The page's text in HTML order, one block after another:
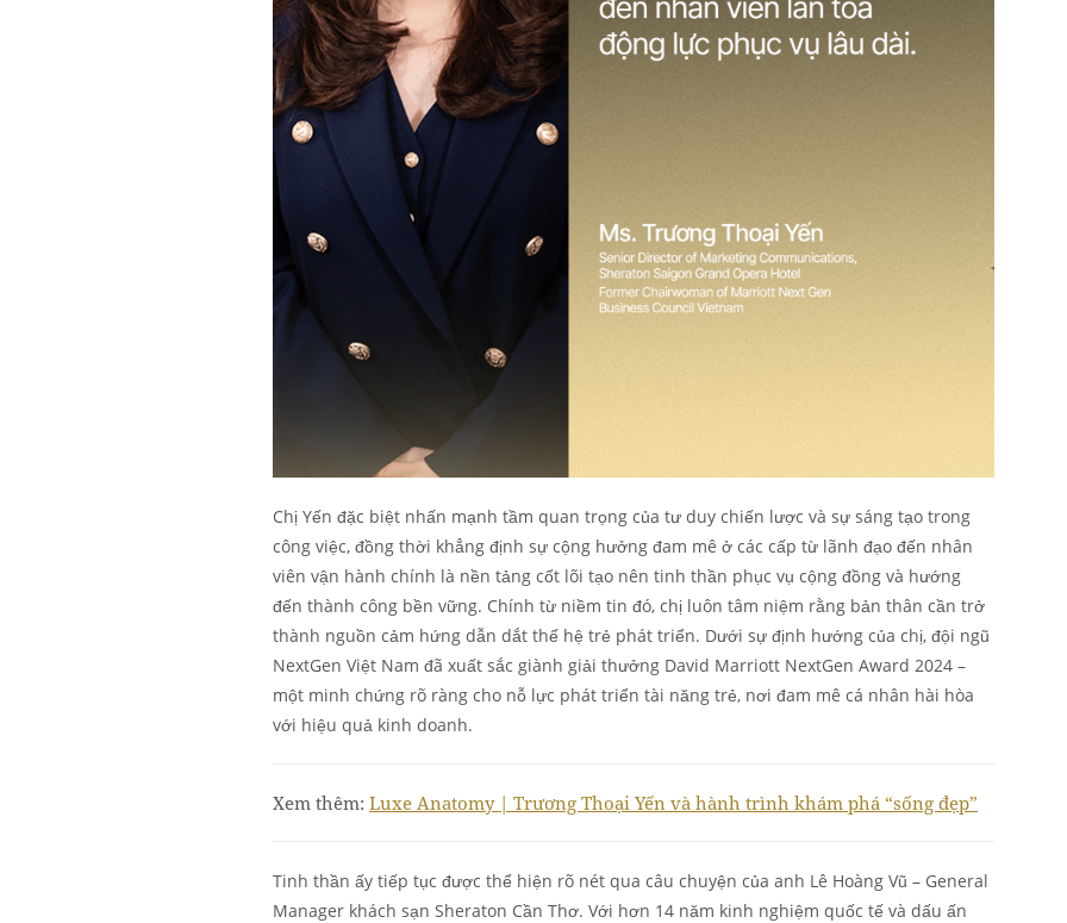
Chị Yến đặc biệt nhấn mạnh tầm quan trọng của tư duy chiến lược và sự sáng tạo trong
công việc, đồng thời khẳng định sự cộng hưởng đam mê ở các cấp từ lãnh đạo đến nhân
viên vận hành chính là nền tảng cốt lõi tạo nên tinh thần phục vụ cộng đồng và hướng
đến thành công bền vững. Chính từ niềm tin đó, chị luôn tâm niệm rằng bản thân cần trở
thành nguồn cảm hứng dẫn dắt thế hệ trẻ phát triển. Dưới sự định hướng của chị, đội ngũ
NextGen Việt Nam đã xuất sắc giành giải thưởng David Marriott NextGen Award 2024 –
một minh chứng rõ ràng cho nỗ lực phát triển tài năng trẻ, nơi đam mê cá nhân hài hòa
với hiệu quả kinh doanh.
Xem thêm: Luxe Anatomy | Trương Thoại Yến và hành trình khám phá “sống đẹp”
Tinh thần ấy tiếp tục được thể hiện rõ nét qua câu chuyện của anh Lê Hoàng Vũ – General
Manager khách sạn Sheraton Cần Thơ. Với hơn 14 năm kinh nghiệm quốc tế và dấu ấn